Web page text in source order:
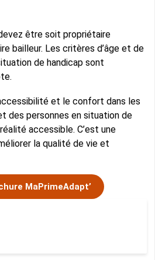
être soit propriétaire
bailleur. Les critères d’âge et de
de handicap sont
et le confort dans les
des personnes en situation de
accessible. C’est une
la qualité de vie et
MaPrimeAdapt’